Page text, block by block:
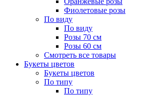
Фиолетовые розы
По виду
По виду
Розы 70 см
Розы 60 см
Смотреть все товары
Букеты цветов
Букеты цветов
По типу
По типу